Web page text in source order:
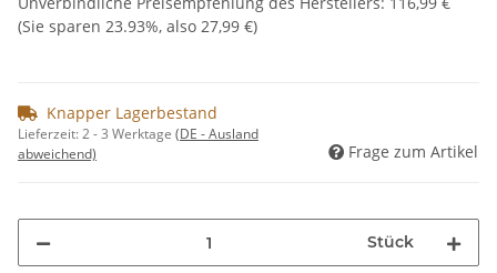
(Sie sparen 23.93%, also 27,99 €)
Knapper Lagerbestand
Lieferzeit:2 - 3 Werktage (DE - Ausland
abweichend)
Frage zum Artikel
Stück